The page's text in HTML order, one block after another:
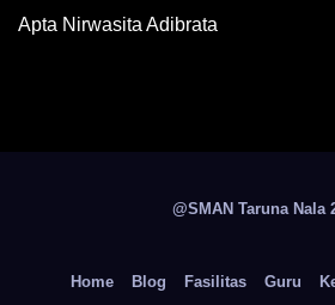
Apta Nirwasita Adibrata
@SMAN Taruna Nala
Home Blog Fasilitas Guru